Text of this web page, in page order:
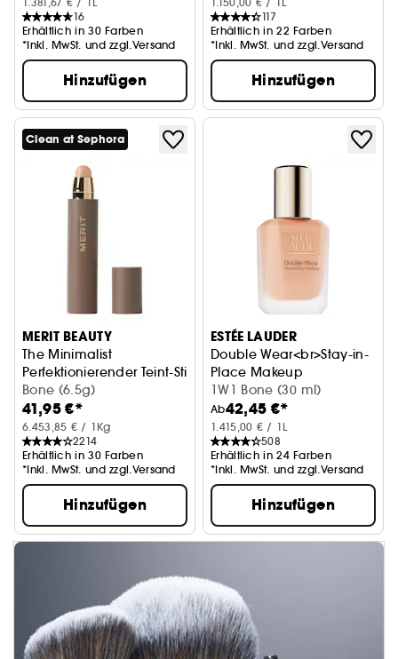
16
Erhältlich in 30 Farben
*Inkl. MwSt. und zzgl.Versand
Hinzufügen
117
Erhältlich in 22 Farben
*Inkl. MwSt. und zzgl.Versand
Hinzufügen
Clean at Sephora
MERIT BEAUTY
The Minimalist
Perfektionierender Teint-Stick
Bone (6.5g)
41,95 €*
6.453,85 € / 1Kg
2214
Erhältlich in 30 Farben
*Inkl. MwSt. und zzgl.Versand
Hinzufügen
ESTÉE LAUDER
Double Wear<br>Stay-in-
Place Makeup
Makeup <br>
1W1 Bone (30 ml)
Ab42,45 €*
1.415,00 € / 1L
508
Erhältlich in 24 Farben
*Inkl. MwSt. und zzgl.Versand
Hinzufügen